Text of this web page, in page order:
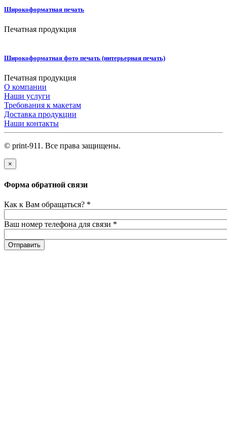
Широкоформатная печать
Печатная продукция
Широкоформатная фото печать (интерьерная печать)
Печатная продукция
О компании
Наши услуги
Требования к макетам
Доставка продукции
Наши контакты
© print-911. Все права защищены.
×
Форма обратной связи
Как к Вам обращаться? *
Ваш номер телефона для связи *